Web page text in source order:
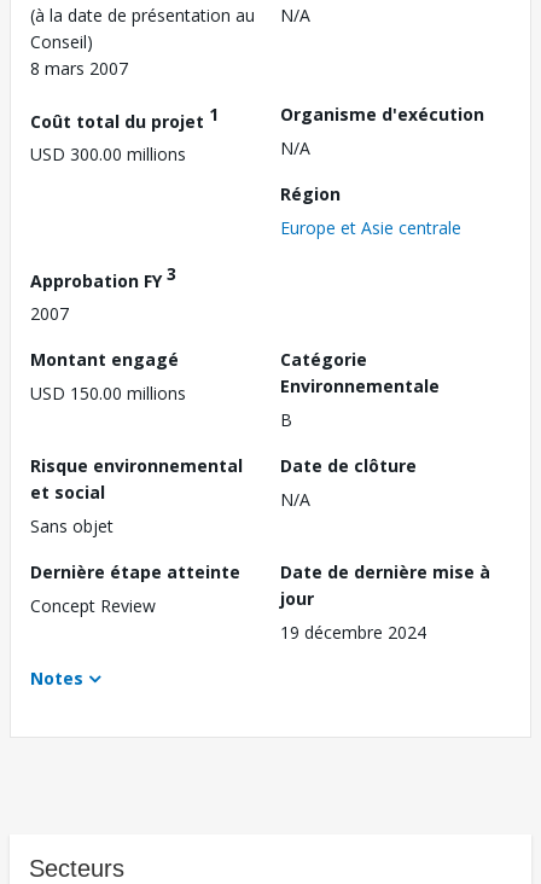
(à la date de présentation au
Conseil)
8 mars 2007
N/A
Coût total du projet 1
USD 300.00 millions
Organisme d'exécution
N/A
Région
Europe et Asie centrale
Approbation FY3
2007
Montant engagé
USD 150.00 millions
Catégorie
Environnementale
B
Risque environnemental
et social
Sans objet
Date de clôture
N/A
Dernière étape atteinte
Concept Review
Date de dernière mise à
jour
19 décembre 2024
Notes
Secteurs